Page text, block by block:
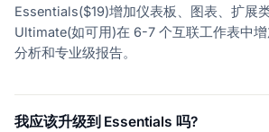
Essentials($19)增加仪表板、图表、扩展
Ultimate(如可用)在 6-7 个互联工作表中
分析和专业级报告。
我应该升级到 Essentials 吗?